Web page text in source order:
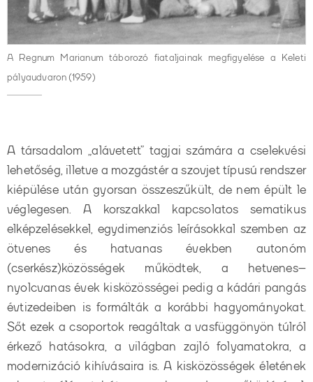
A Regnum Marianum táborozó fiataljainak megfigyelése a Keleti
pályaudvaron (1959)
A társadalom „alávetett” tagjai számára a cselekvési
lehetőség, illetve a mozgástér a szovjet típusú rendszer
kiépülése után gyorsan összeszűkült, de nem épült le
véglegesen. A korszakkal kapcsolatos sematikus
elképzelésekkel, egydimenziós leírásokkal szemben az
ötvenes és hatvanas években autonóm
(cserkész)közösségek működtek, a hetvenes–
nyolcvanas évek kisközösségei pedig a kádári pangás
évtizedeiben is formálták a korábbi hagyományokat.
Sőt ezek a csoportok reagáltak a vasfüggönyön túlról
érkező hatásokra, a világban zajló folyamatokra, a
modernizáció kihívásaira is. A kisközösségek életének